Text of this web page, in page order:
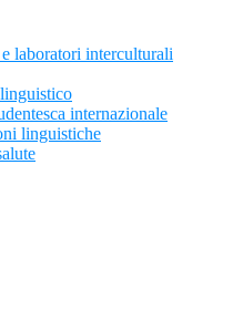
laboratori interculturali
internazionale
linguistiche